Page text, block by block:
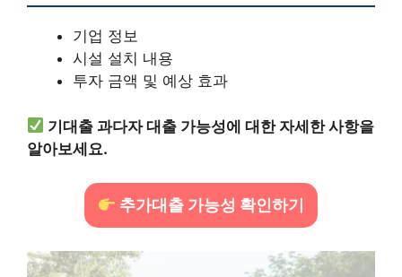
기업 정보
시설 설치 내용
투자 금액 및 예상 효과
기대출 과다자 대출 가능성에 대한 자세한 사항을
알아보세요.
추가대출 가능성 확인하기